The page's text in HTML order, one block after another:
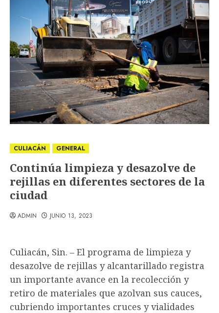
CULIACÁN GENERAL
Continúa limpieza y desazolve de
rejillas en diferentes sectores de la
ciudad
ADMIN JUNIO 13, 2023
Culiacán, Sin. – El programa de limpieza y
desazolve de rejillas y alcantarillado registra
un importante avance en la recolección y
retiro de materiales que azolvan sus cauces,
cubriendo importantes cruces y vialidades